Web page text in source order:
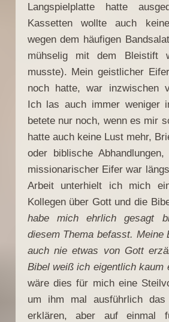
Langspielplatte hatte
Kassetten wollte auch
wegen dem häufigen
mühselig mit dem Bleistift
musste). Mein geistlicher
noch hatte, war inzwischen
Ich las auch immer weniger
betete nur noch, wenn es mir
hatte auch keine Lust mehr,
oder biblische
missionarischer Eifer war
Arbeit unterhielt ich mich
Kollegen über Gott und die
habe mich ehrlich gesagt
diesem Thema befasst. Meine
auch nie etwas von Gott
Bibel weiß ich eigentlich kaum
wäre dies für mich eine
um ihm mal ausführlich das
erklären, aber auf einmal